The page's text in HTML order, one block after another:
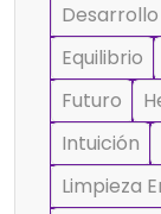
Equilibrio
Futuro
Intuición
Limpieza